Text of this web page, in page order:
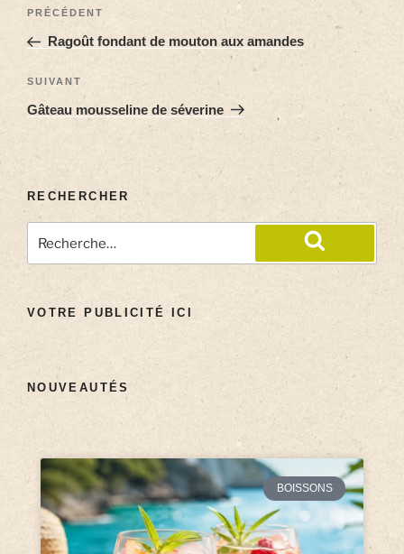
PRÉCÉDENT
Ragoût fondant de mouton aux amandes
SUIVANT
Gâteau mousseline de séverine
RECHERCHER
VOTRE PUBLICITÉ ICI
NOUVEAUTÉS
BOISSONS